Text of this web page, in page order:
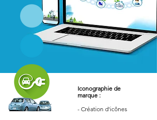
Iconographie de
marque :
- Création d'icônes